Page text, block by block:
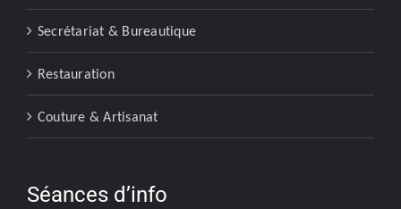
Secrétariat & Bureautique
Restauration
Couture & Artisanat
Séances d’info